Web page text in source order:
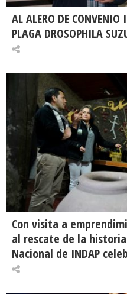
AL ALERO DE CONVENIO
PLAGA DROSOPHILA
Con visita a
al rescate de la
Nacional de INDAP